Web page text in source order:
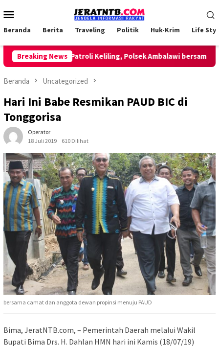
ke
Mobile
Beranda Berita Traveling Politik Huk-Krim Life
Breaking News
Lakukan Patroli Keliling, Polsek Ambalawi bersama TNI
Beranda Uncategorized
Hari Ini Babe Resmikan PAUD BIC di
Tonggorisa
Operator
18 Juli 2019
610 Dilihat
bersama camat dan anggota dewan propinsi menuju PAUD
Bima, JeratNTB.com, – Pemerintah Daerah melalui Wakil
Bupati Bima Drs. H. Dahlan HMN hari ini Kamis (18/07/19)